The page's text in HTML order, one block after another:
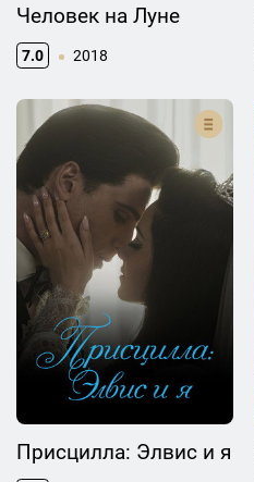
Человек на Луне
7.0 2018
Присцилла: Элвис и я